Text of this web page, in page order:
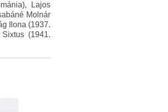
Lajos
Molnár
Ilona (1937.
(1941.